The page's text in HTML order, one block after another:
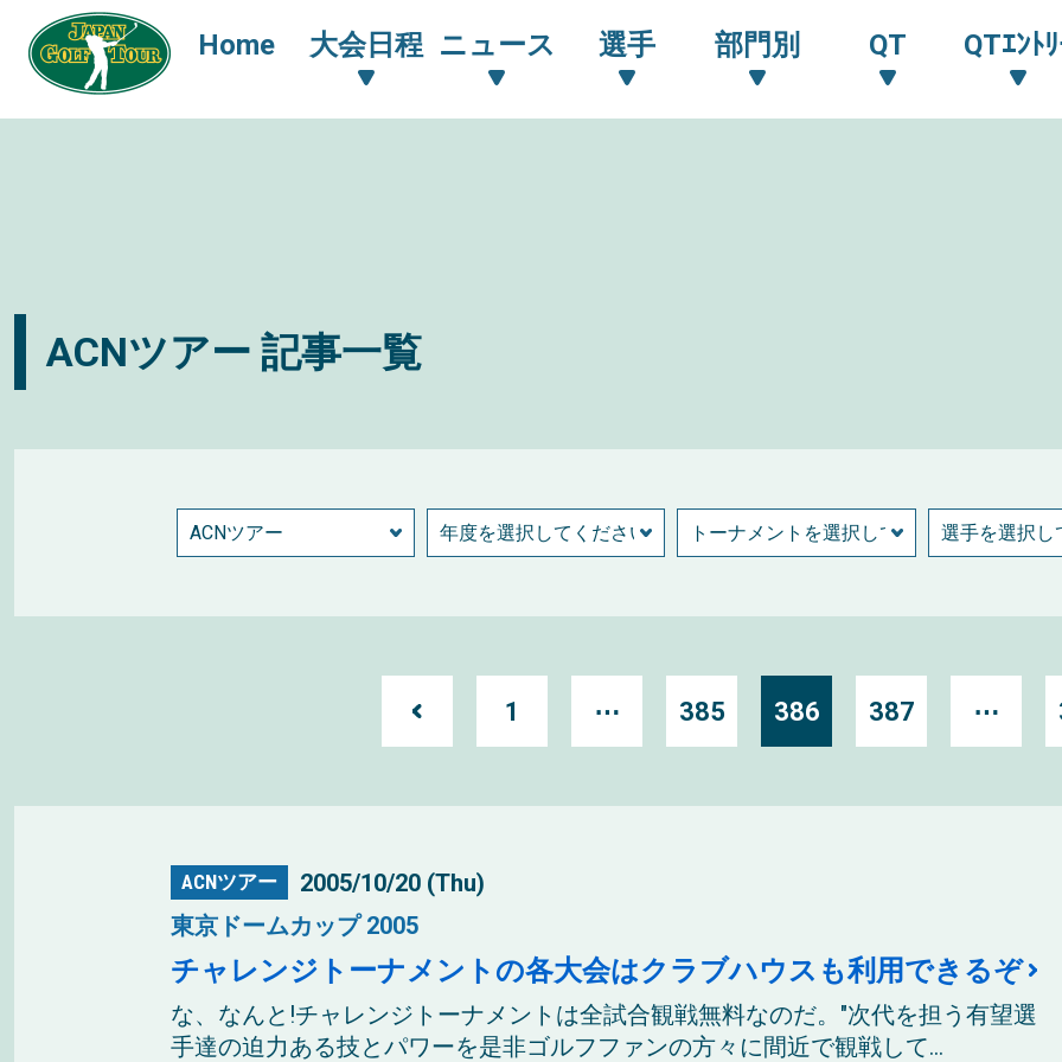
Home 大会日程 ニュース 選手 部門別 QT QTｴﾝﾄ
ACNツアー 記事一覧
1 ⋯ 385 386 387 ⋯
ACNツアー
2005/10/20 (Thu)
東京ドームカップ 2005
チャレンジトーナメントの各大会はクラブハウスも利用できるぞ
な、なんと!チャレンジトーナメントは全試合観戦無料なのだ。"次代を担う有望選
手達の迫力ある技とパワーを是非ゴルフファンの方々に間近で観戦して...